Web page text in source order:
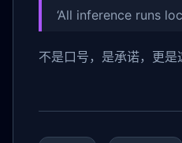
‘All inference runs
不是口号，是承诺，更是